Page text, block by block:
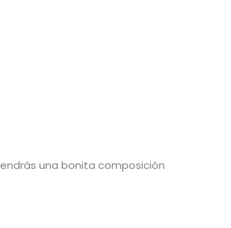
una bonita composición